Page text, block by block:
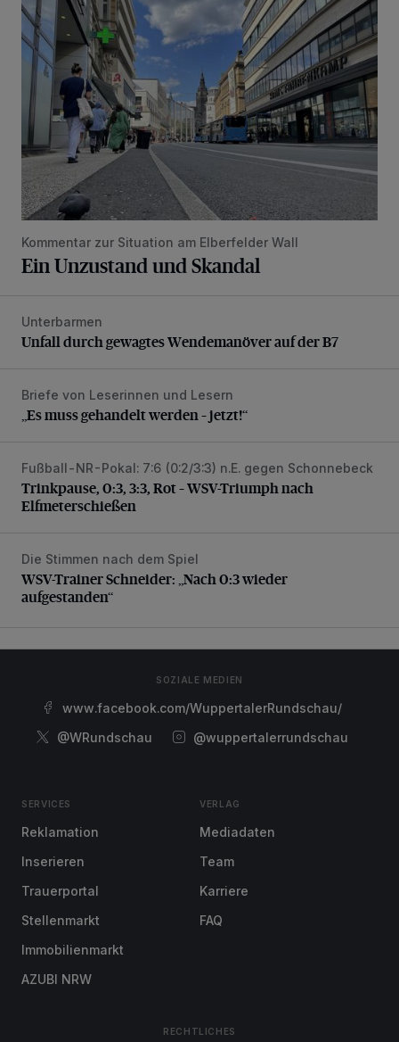
Ein Unzustand und Skandal
Kommentar zur Situation am Elberfelder Wall
Ein Unzustand und Skandal
Unfall durch gewagtes Wendemanöver auf der B7
Unterbarmen
Unfall durch gewagtes Wendemanöver auf der B7
„Es muss gehandelt werden – jetzt!“
Briefe von Leserinnen und Lesern
„Es muss gehandelt werden – jetzt!“
Trinkpause, 0:3, 3:3, Rot – WSV-Triumph nach
Fußball-NR-Pokal: 7:6 (0:2/3:3) n.E. gegen Schonnebeck
Trinkpause, 0:3, 3:3, Rot – WSV-Triumph nach
Elfmeterschießen
WSV-Trainer Schneider: „Nach 0:3 wieder aufgestanden“
Die Stimmen nach dem Spiel
WSV-Trainer Schneider: „Nach 0:3 wieder
aufgestanden“
SOZIALE MEDIEN
www.facebook.com/WuppertalerRundschau/
@WRundschau
@wuppertalerrundschau
SERVICES
Reklamation
Inserieren
Trauerportal
Stellenmarkt
Immobilienmarkt
AZUBI NRW
VERLAG
Mediadaten
Team
Karriere
FAQ
RECHTLICHES